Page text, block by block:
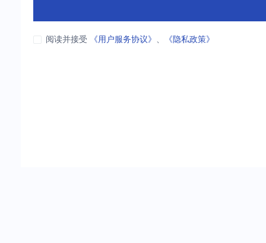
阅读并接受 《用户服务协议》 、 《隐私政策》